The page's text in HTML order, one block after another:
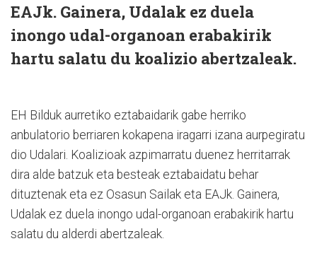
EAJk. Gainera, Udalak ez duela
inongo udal-organoan erabakirik
hartu salatu du koalizio abertzaleak.
EH Bilduk aurretiko eztabaidarik gabe herriko
anbulatorio berriaren kokapena iragarri izana aurpegiratu
dio Udalari. Koalizioak azpimarratu duenez herritarrak
dira alde batzuk eta besteak eztabaidatu behar
dituztenak eta ez Osasun Sailak eta EAJk. Gainera,
Udalak ez duela inongo udal-organoan erabakirik hartu
salatu du alderdi abertzaleak.